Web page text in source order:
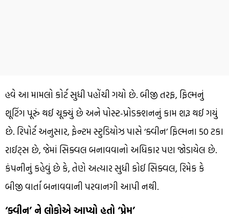
હવે આ મામલો કોર્ટ સુધી પહોંચી ગયો છે. બીજી તરફ, ફિલ્મનું
શૂટિંગ પૂરું થઈ ચૂક્યું છે અને પોસ્ટ-પ્રોડક્શનનું કામ શરૂ થઈ ગયું
છે. રિપોર્ટ અનુસાર, ફેન્ટમ સ્ટુડિયોઝ પાસે ‘ક્વીન’ ફિલ્મના 50 ટકા
રાઈટ્સ છે, જેમાં સિક્વલ બનાવવાનો અધિકાર પણ જોડાયેલ છે.
કંપનીનું કહેવું છે કે, તેણે અત્યાર સુધી કોઈ સિક્વલ, રિમેક કે
બીજી વાર્તા બનાવવાની પરવાનગી આપી નથી.
‘ક્વીન’ ને લોકોએ આપ્યો હતો ‘પ્રેમ’